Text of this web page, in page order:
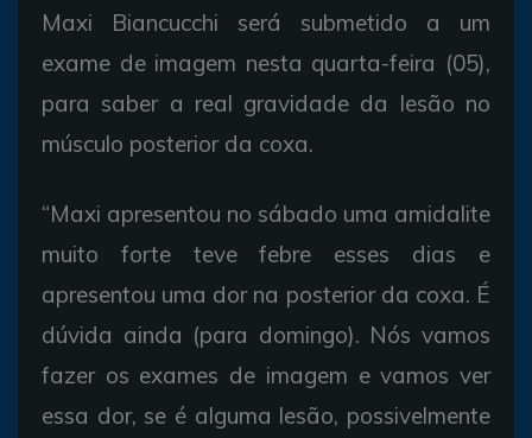
Maxi Biancucchi será submetido a um
exame de imagem nesta quarta-feira (05),
para saber a real gravidade da lesão no
músculo posterior da coxa.
“Maxi apresentou no sábado uma amidalite
muito forte teve febre esses dias e
apresentou uma dor na posterior da coxa. É
dúvida ainda (para domingo). Nós vamos
fazer os exames de imagem e vamos ver
essa dor, se é alguma lesão, possivelmente